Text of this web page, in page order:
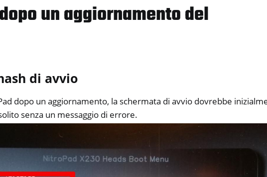
un aggiornamento del
di avvio
dopo un aggiornamento, la schermata di avvio dovrebbe
senza un messaggio di errore.